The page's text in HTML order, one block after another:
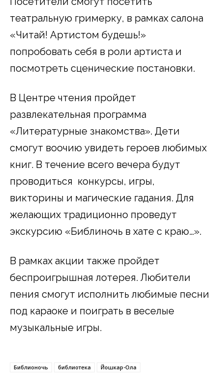
театральную гримерку, в рамках салона
«Читай! Артистом будешь!»
попробовать себя в роли артиста и
посмотреть сценические постановки.
В Центре чтения пройдет
развлекательная программа
«Литературные знакомства». Дети
смогут воочию увидеть героев любимых
книг. В течение всего вечера будут
проводиться конкурсы, игры,
викторины и магические гадания. Для
желающих традиционно проведут
экскурсию «Библиночь в хате с краю…».
В рамках акции также пройдет
беспроигрышная лотерея. Любители
пения смогут исполнить любимые песни
под караоке и поиграть в веселые
музыкальные игры.
Библионочь библиотека Йошкар-Ола